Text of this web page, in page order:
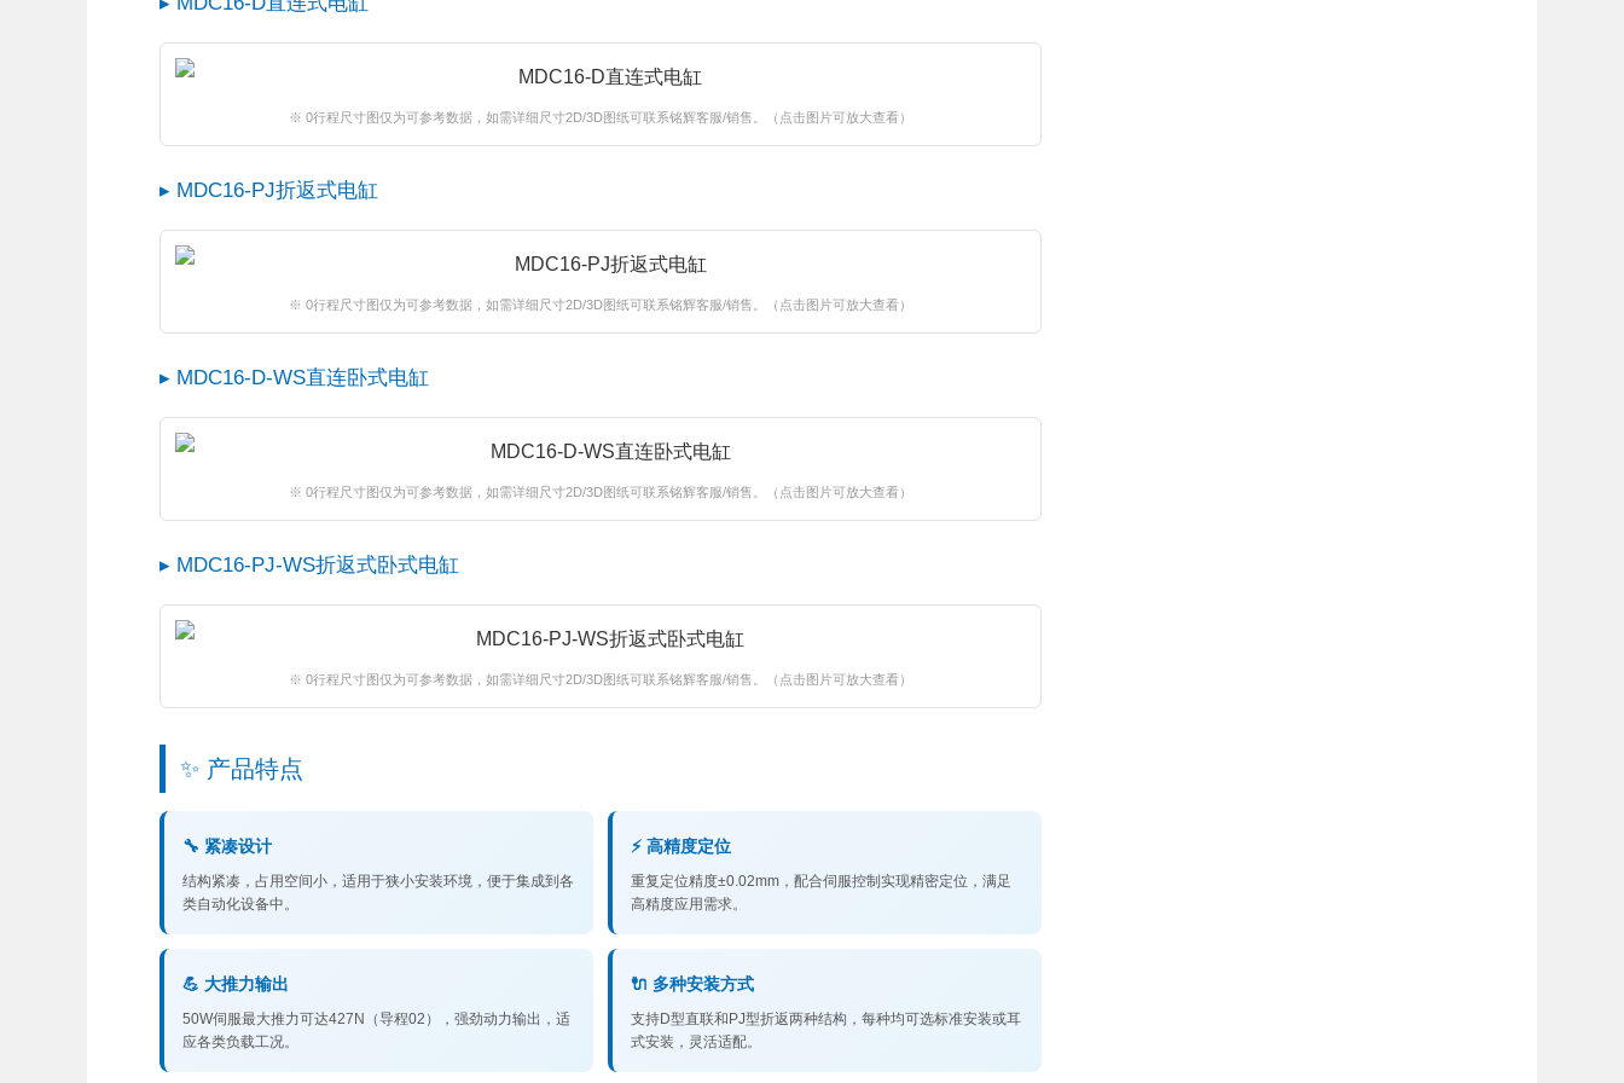
※ 0行程尺寸图仅为可参考数据，如需详细尺寸2D/3D图纸可联系铭辉客服/销售。（点击图片可放大查看）
▸ MDC16-PJ折返式电缸
※ 0行程尺寸图仅为可参考数据，如需详细尺寸2D/3D图纸可联系铭辉客服/销售。（点击图片可放大查看）
▸ MDC16-D-WS直连卧式电缸
※ 0行程尺寸图仅为可参考数据，如需详细尺寸2D/3D图纸可联系铭辉客服/销售。（点击图片可放大查看）
▸ MDC16-PJ-WS折返式卧式电缸
※ 0行程尺寸图仅为可参考数据，如需详细尺寸2D/3D图纸可联系铭辉客服/销售。（点击图片可放大查看）
✨ 产品特点
🔧 紧凑设计
结构紧凑，占用空间小，适用于狭小安装环境，便于集成到各
类自动化设备中。
⚡ 高精度定位
重复定位精度±0.02mm，配合伺服控制实现精密定位，满足
高精度应用需求。
💪 大推力输出
50W伺服最大推力可达427N（导程02），强劲动力输出，适
应各类负载工况。
🔌 多种安装方式
支持D型直联和PJ型折返两种结构，每种均可选标准安装或耳
式安装，灵活适配。